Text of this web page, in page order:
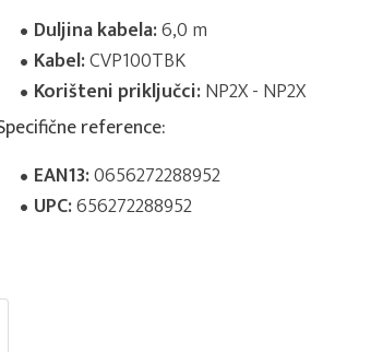
Duljina kabela:6,0 m
Kabel:CVP100TBK
Korišteni priključci:NP2X - NP2X
reference:
EAN13:0656272288952
UPC:656272288952